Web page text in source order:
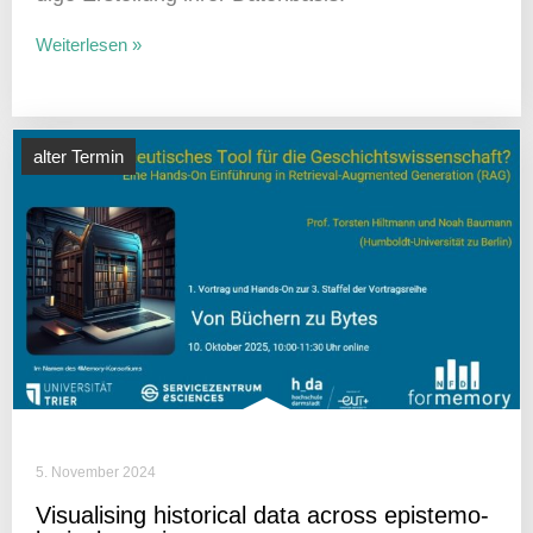
Weiterlesen »
alter Termin
5. November 2024
Visua­li­sing histo­rical data across epis­te­mo­